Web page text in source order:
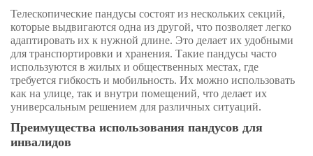
Телескопические пандусы состоят из нескольких секций,
которые выдвигаются одна из другой, что позволяет легко
адаптировать их к нужной длине. Это делает их удобными
для транспортировки и хранения. Такие пандусы часто
используются в жилых и общественных местах, где
требуется гибкость и мобильность. Их можно использовать
как на улице, так и внутри помещений, что делает их
универсальным решением для различных ситуаций.
Преимущества использования пандусов для
инвалидов